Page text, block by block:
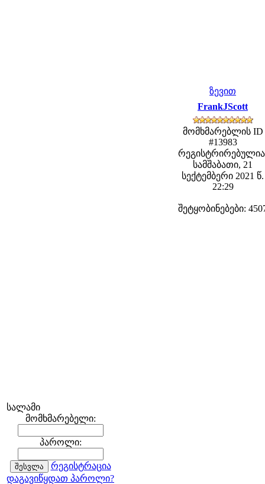
სალამი
მომხმარებელი:
პაროლი:
რეგისტრაცია
დაგავიწყდათ პაროლი?
ზევით
FrankJScott
მომხმარებლის ID
#13983
სამშაბათი, 21
სექტემბერი 2021 წ.
22:29
შეტყობინებები: